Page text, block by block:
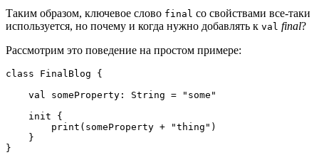
Таким образом, ключевое слово final со свойствами все-таки
используется, но почему и когда нужно добавлять к val final?
Рассмотрим это поведение на простом примере:
class FinalBlog {
}